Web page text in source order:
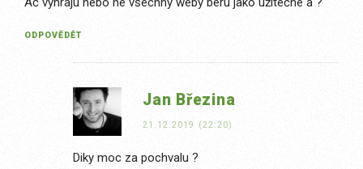
ODPOVĚDĚT
Jan Březina
21.12.2019 (22:20)
Diky moc za pochvalu ?